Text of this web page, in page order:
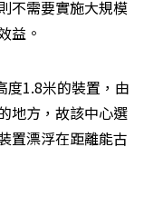
不需要實施大規模
益。
1.8米的裝置，由
地方，故該中心選
置漂浮在距離能古